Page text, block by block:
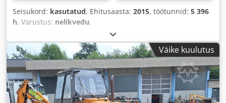
Seisukord: kasutatud, Ehitusaasta: 2015, töötunnid: 5 396
h, Varustus: nelikvedu,
Väike kuulutus